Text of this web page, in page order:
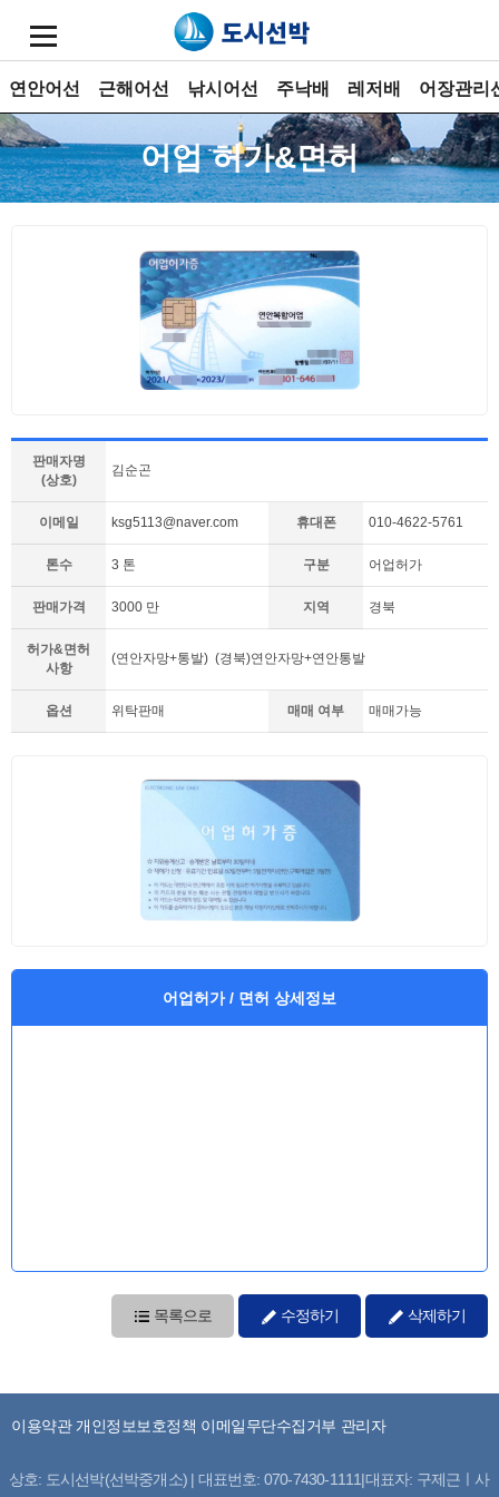
연안어선 근해어선 낚시어선 주낙배 레저배 어장관리
어업 허가&면허
판매자명
(상호)
김순곤
이메일 ksg5113@naver.com 휴대폰 010-4622-5761
톤수 3 톤 구분 어업허가
판매가격 3000 만 지역 경북
허가&면허
사항
(연안자망+통발) (경북)연안자망+연안통발
옵션 위탁판매 매매 여부 매매가능
어업허가 / 면허 상세정보
목록으로 수정하기 삭제하기
이용약관 개인정보보호정책 이메일무단수집거부 관리자
상호: 도시선박(선박중개소) | 대표번호: 070-7430-1111|대표자: 구제근ㅣ사